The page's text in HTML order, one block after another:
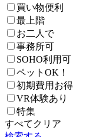
買い物便利
最上階
お二人で
事務所可
SOHO利用可
ペットOK！
初期費用お得
VR体験あり
特集
すべてクリア